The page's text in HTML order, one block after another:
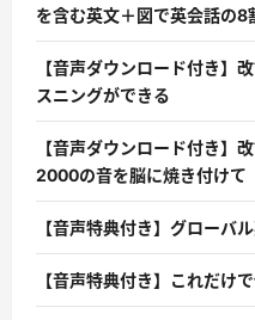
を含む英文＋図で英会話の8
【音声ダウンロード付き】
スニングができる
【音声ダウンロード付き】
2000の音を脳に焼き付けて
【音声特典付き】グローバ
【音声特典付き】これだけ